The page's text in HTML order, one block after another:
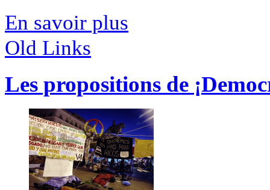
En savoir plus
Old Links
Les propositions de